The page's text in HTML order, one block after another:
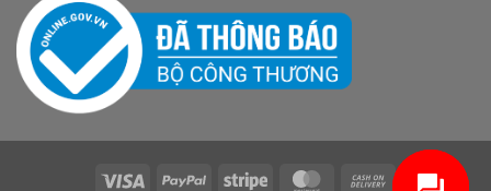
Visa PayPal Stripe MasterCardCash